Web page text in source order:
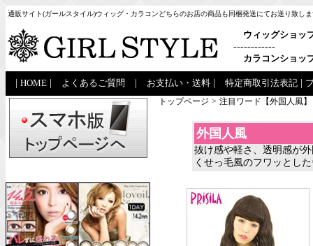
通販サイト(ガールスタイル)ウィッグ・カラコンどちらのお店の商品も同梱発送にてお送り致し
ウィッグショッ
------------
カラコンショッ
HOME よくあるご質問 お支払い・送料 特定商取引法表記
トップページ > 注目ワード【外国人風】
外国人風
抜け感や軽さ、透明感が
くせっ毛風のフワッとし